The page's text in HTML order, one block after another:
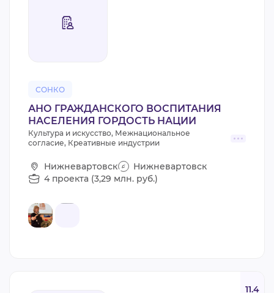
СОНКО
АНО ГРАЖДАНСКОГО ВОСПИТАНИЯ
НАСЕЛЕНИЯ ГОРДОСТЬ НАЦИИ
Культура и искусство, Межнациональное
согласие, Креативные индустрии
Нижневартовск
Нижневартовск
4 проекта (3,29 млн. руб.)
11.4